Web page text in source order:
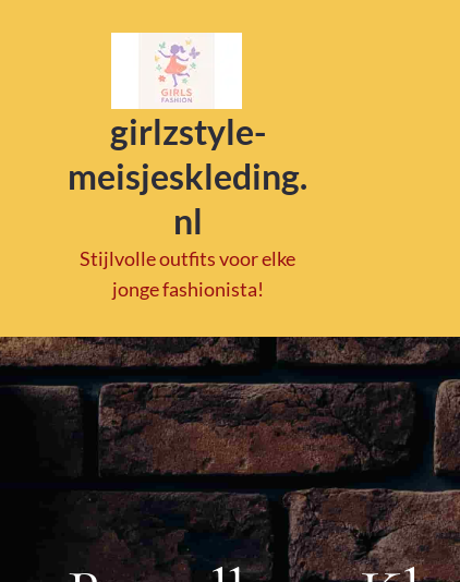
girlzstyle-
meisjeskleding.
nl
Stijlvolle outfits voor elke
jonge fashionista!